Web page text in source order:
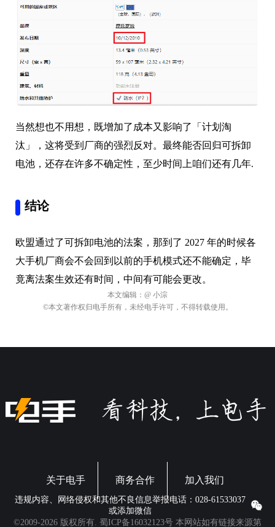
当然想也不用想，既增加了成本又影响了「计划淘
汰」，这将受到厂商的强烈反对。最终能否回归可拆卸
电池，还存在许多不确定性，至少时间上咱们还有几年.
结论
欧盟通过了可拆卸电池的法案，那到了 2027 年的时候各
大手机厂商会不会回到以前的手机模式还不能确定，毕
竟离法案生效还有时间，中间有可能会更改。
本文编辑： @ 小淙
©本文著作权归电手所有，未经电手许可，不得转载使用。
关于电手 商务合作 加入我们
违规内容、网络侵权和其他不良信息举报电话：028-61533037
或添加微信
©2009-2026 版权所有. 蜀ICP备16032123号 本网站如有链接来源第